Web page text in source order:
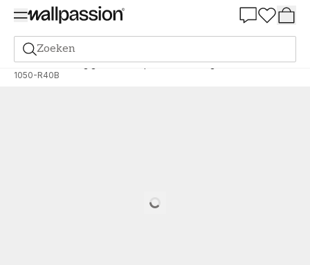
Zoeken
Verf Bestelling gebaseerd op NCS Bestelling door NCS
1050-R40B
Loading…